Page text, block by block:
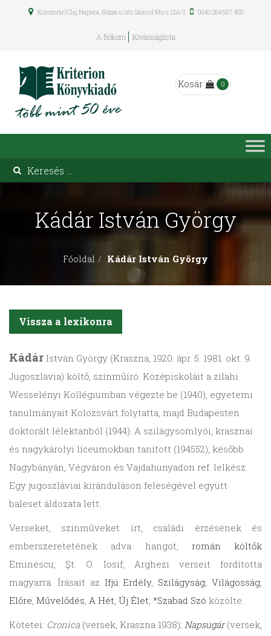
Kolozsvár/Cluj Napoca, Rózsa u./str. Samuil Micu 12A/3 0040 264 597 450
A fiókom Kívánságlista
Kosár 0
Kádár István György
Főoldal Kádár István György
Vissza a lexikonra
Kádár István György (Kraszna, 1920. ápr. 5. 1981. okt. 9.
Jugoszlávia) költő, színműíró. Középiskoláit a zilahi
Wesselényi Kollégiumban végezte be (1940), egyetemi
tanulmányait Kolozsvárt folytatta, majd Budapesten
doktorált lélektanból (1944). A szilágysomlyói, krasznai
és nagykárolyi líceumokban tanított (194552), később
Nagybányán, Végváron és Vajdahunyadon ref. lelkész.
Egy jugoszláviai kiránduláson feleségével együtt
baleset áldozata lett.
Verseket, színműveket írt, családi érzésének és
emberszeretetének adva hangot, román költők
Eminescu, Şt. O. Iosif, Arghezi verseit fordította
magyarra. Írásait az Ifjú Erdély, Szilágyság,Világosság,
Előre, Művelődés, A Hét, Új Élet, *Szabad Szó közölte.
Kötetei: Cronica (versek, Kraszna 1938); Napsugár(versek,